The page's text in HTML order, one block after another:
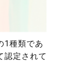
1種類であ
認定されて